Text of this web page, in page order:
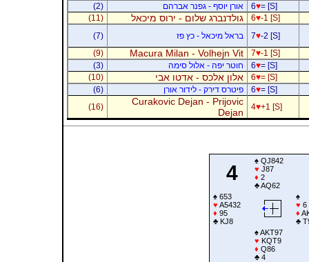
6♥= [S] אורן יוסף - גפנר אברהם
(2)
6♥-1 [S] גולדנברג שלום - ירוס מיכאל
(11)
7♥-2 [S] בראל מיכאל - כץ פז
(7)
7♥-1 [S]
Macura Milan - Volhejn Vit
(9)
6♥= [S] חוטר יפה - אלול סימה
(3)
6♥= [S] אלון אלכס - אדטו אבי
(10)
6♥= [S] פיטרס דירק - לידור אורן
(6)
4♥+1 [S]
Curakovic Dejan - Prijovic
Dejan
(16)
4
♠QJ842
♥ J87
♦ 2
♣AQ62
♠653
♥ A5432
♦ 95
♣KJ8
♠
♥ 6
♦
♣
♠AKT97
♥ KQT9
♦ Q86
♣4